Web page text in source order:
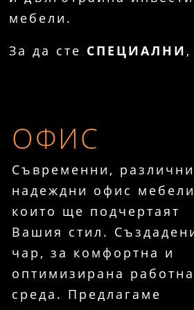
мебели.
За да сте СПЕЦИАЛНИ
ОФИС
Съвременни,
надеждни офис
които ще подчертаят
Вашия стил.
чар, за комфортна и
оптимизирана работна
среда. Предлагаме